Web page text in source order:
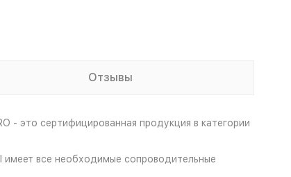
Отзывы
- это сертифицированная продукция в категории
имеет все необходимые сопроводительные